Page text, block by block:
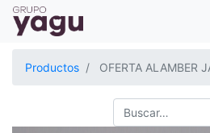
Productos OFERTA ALAMBER